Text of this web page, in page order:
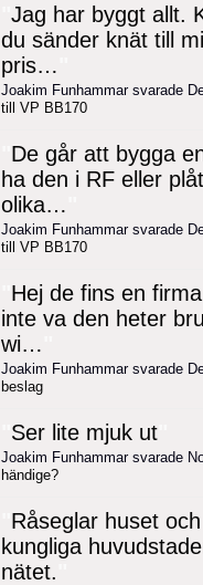
Jag har byggt allt.
du sänder knät till
pris…
Joakim Funhammar svarade
till VP BB170
De går att bygga
ha den i RF eller
olika…
Joakim Funhammar svarade
till VP BB170
Hej de fins en
inte va den heter
wi…
Joakim Funhammar svarade
beslag
Ser lite mjuk ut
Joakim Funhammar svarade
händige?
Råseglar huset
kungliga
nätet.